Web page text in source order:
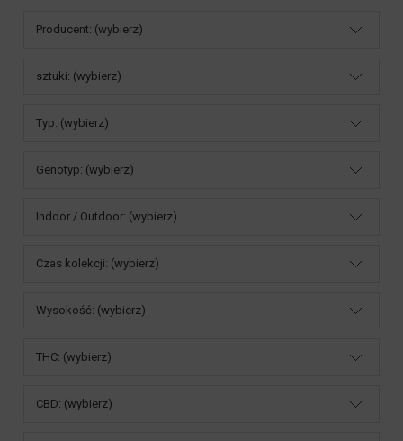
Producent: (wybierz)
sztuki: (wybierz)
Typ: (wybierz)
Genotyp: (wybierz)
Indoor / Outdoor: (wybierz)
Czas kolekcji: (wybierz)
Wysokość: (wybierz)
THC: (wybierz)
CBD: (wybierz)